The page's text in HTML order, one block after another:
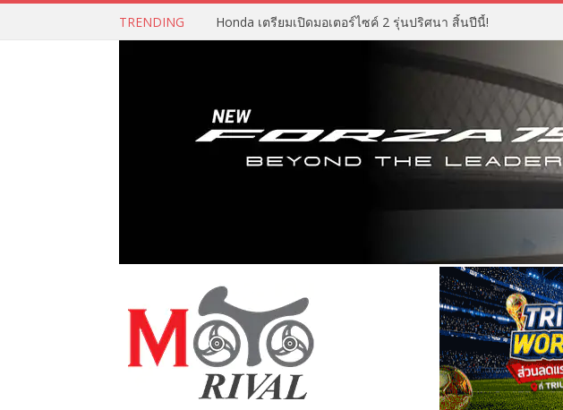
TRENDING Honda เตรียมเปิดมอเตอร์ไซค์ 2 รุ่นปริศนา สิ้นปีนี้!